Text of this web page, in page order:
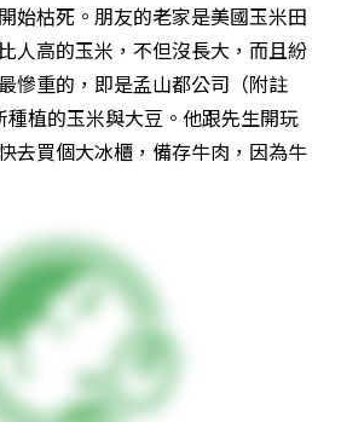
始枯死。朋友的老家是美國玉米田
人高的玉米，不但沒長大，而且紛
慘重的，即是孟山都公司（附註
植的玉米與大豆。他跟先生開玩
去買個大冰櫃，備存牛肉，因為牛